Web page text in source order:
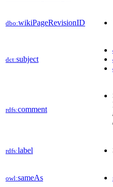
dbo:wikiPageRevisionID
dct:subject
rdfs:comment
rdfs:label
owl:sameAs